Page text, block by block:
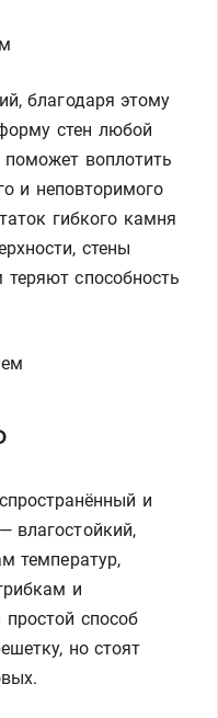
благодаря этому
стен любой
воплотить
и неповторимого
гибкого камня
стены
способность
и
влагостойкий,
температур,
и
способ
но стоят